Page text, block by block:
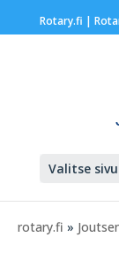
Rotary.fi |
Valitse sivu
rotary.fi »